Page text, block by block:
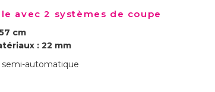
avec 2 systèmes de coupe
cm
: 22 mm
semi-automatique